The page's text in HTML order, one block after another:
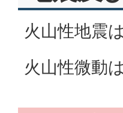
火山性地震
火山性微動